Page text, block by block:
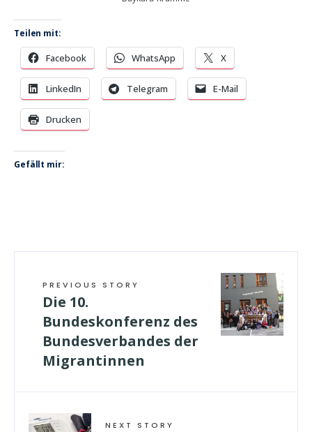
Teilen mit:
Facebook WhatsApp X
LinkedIn Telegram E-Mail
Drucken
Gefällt mir:
PREVIOUS STORY
Die 10.
Bundeskonferenz des
Bundesverbandes der
Migrantinnen
NEXT STORY